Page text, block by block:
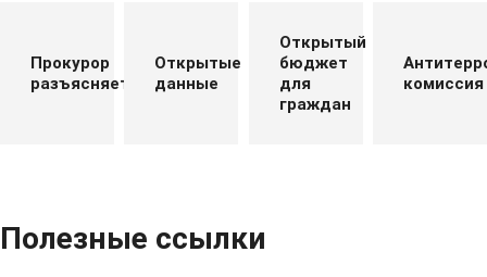
Прокурор
разъясняет
Открытые
данные
Открытый
бюджет
для
граждан
комиссия
Полезные ссылки